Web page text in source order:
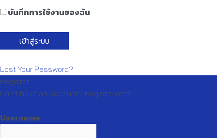
บันทึกการใช้งานของฉัน
Lost Your Password?
Register
Don't have an account? Register one!
Username